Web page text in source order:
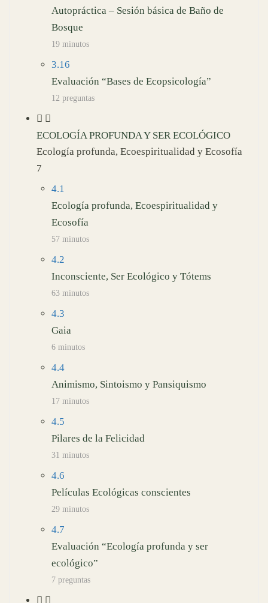
Autopráctica – Sesión básica de Baño de
Bosque
19 minutos
3.16
Evaluación “Bases de Ecopsicología”
12 preguntas
ECOLOGÍA PROFUNDA Y SER ECOLÓGICO
Ecología profunda, Ecoespiritualidad y Ecosofía
7
4.1
Ecología profunda, Ecoespiritualidad y
Ecosofía
57 minutos
4.2
Inconsciente, Ser Ecológico y Tótems
63 minutos
4.3
Gaia
6 minutos
4.4
Animismo, Sintoismo y Pansiquismo
17 minutos
4.5
Pilares de la Felicidad
31 minutos
4.6
Películas Ecológicas conscientes
29 minutos
4.7
Evaluación “Ecología profunda y ser
ecológico”
7 preguntas